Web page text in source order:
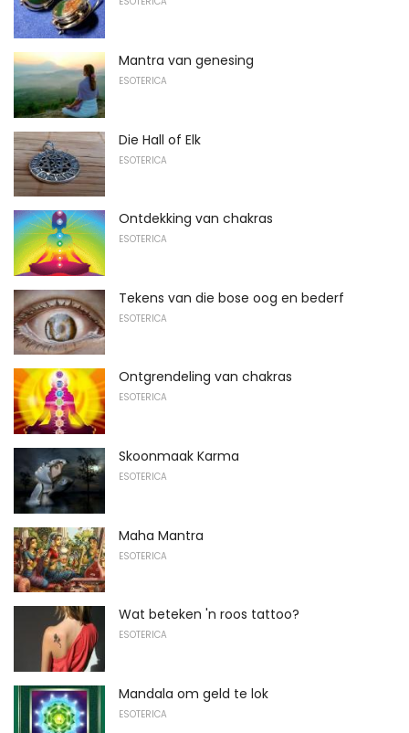
Mantra van genesing
ESOTERICA
Die Hall of Elk
ESOTERICA
Ontdekking van chakras
ESOTERICA
Tekens van die bose oog en bederf
ESOTERICA
Ontgrendeling van chakras
ESOTERICA
Skoonmaak Karma
ESOTERICA
Maha Mantra
ESOTERICA
Wat beteken 'n roos tattoo?
ESOTERICA
Mandala om geld te lok
ESOTERICA